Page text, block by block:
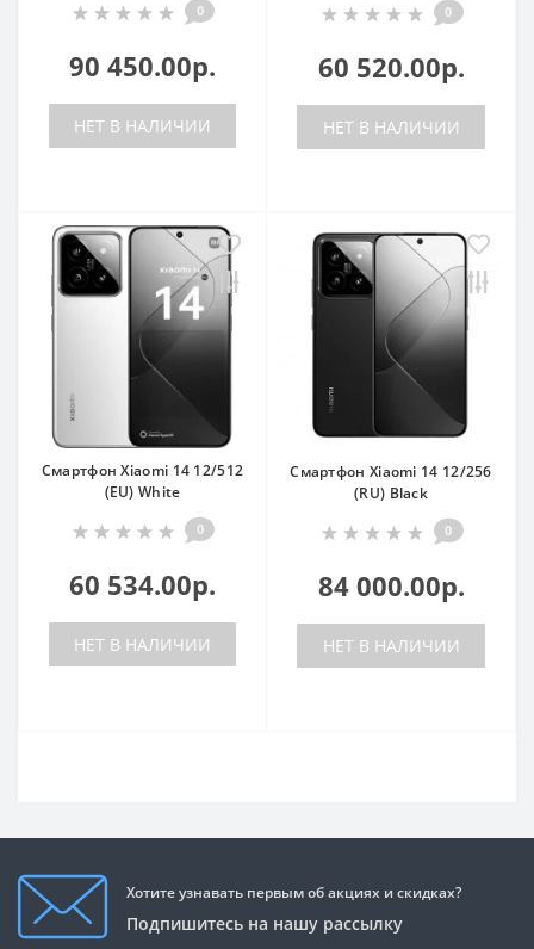
0
90 450.00р.
НЕТ В НАЛИЧИИ
0
60 520.00р.
НЕТ В НАЛИЧИИ
Смартфон Xiaomi 14 12/512
(EU) White
0
60 534.00р.
НЕТ В НАЛИЧИИ
Смартфон Xiaomi 14 12/256
(RU) Black
0
84 000.00р.
НЕТ В НАЛИЧИИ
Хотите узнавать первым об акциях и скидках?
Подпишитесь на нашу рассылку